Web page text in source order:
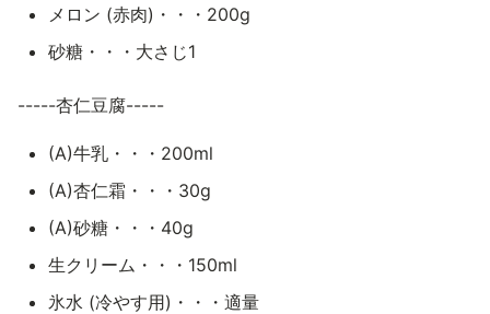
メロン (赤肉)・・・200g
砂糖・・・大さじ1
-----杏仁豆腐-----
(A)牛乳・・・200ml
(A)杏仁霜・・・30g
(A)砂糖・・・40g
生クリーム・・・150ml
氷水 (冷やす用)・・・適量